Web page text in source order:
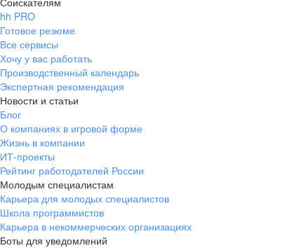
hh PRO
Готовое резюме
Все сервисы
Хочу у вас работать
Производственный календарь
Экспертная рекомендация
Новости и статьи
Блог
О компаниях в игровой форме
Жизнь в компании
ИТ-проекты
Рейтинг работодателей России
Молодым специалистам
Карьера для молодых специалистов
Школа программистов
Карьера в некоммерческих организациях
Боты для уведомлений